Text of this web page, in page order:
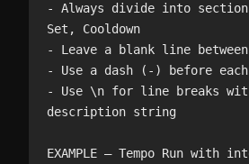
- Always divide into
Set, Cooldown
- Leave a blank line
- Use a dash (-) before
- Use \n for line breaks
description string
EXAMPLE — Tempo Run with